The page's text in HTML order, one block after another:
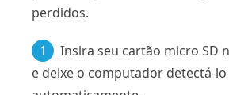
perdidos.
1
Insira seu cartão micro SD
e deixe o computador detectá-lo